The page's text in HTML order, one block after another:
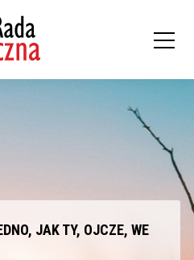
JAK TY, OJCZE, WE